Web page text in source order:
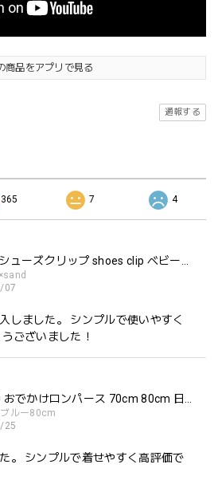
商品をアプリで見る
通報する
365 7 4
07
しました。 シンプルで使いやすく
ございました！
ルー80cm
25
。 シンプルで着せやすく高評価で